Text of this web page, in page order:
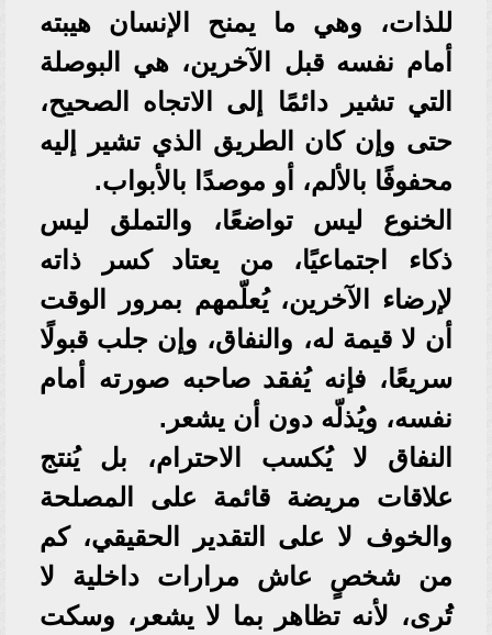
للذات، وهي ما يمنح الإنسان هيبته
أمام نفسه قبل الآخرين، هي البوصلة
التي تشير دائمًا إلى الاتجاه الصحيح،
حتى وإن كان الطريق الذي تشير إليه
محفوفًا بالألم، أو موصدًا بالأبواب.
الخنوع ليس تواضعًا، والتملق ليس
ذكاء اجتماعيًا، من يعتاد كسر ذاته
لإرضاء الآخرين، يُعلّمهم بمرور الوقت
أن لا قيمة له، والنفاق، وإن جلب قبولًا
سريعًا، فإنه يُفقد صاحبه صورته أمام
نفسه، ويُذلّه دون أن يشعر.
النفاق لا يُكسب الاحترام، بل يُنتج
علاقات مريضة قائمة على المصلحة
والخوف لا على التقدير الحقيقي، كم
من شخصٍ عاش مرارات داخلية لا
تُرى، لأنه تظاهر بما لا يشعر، وسكت